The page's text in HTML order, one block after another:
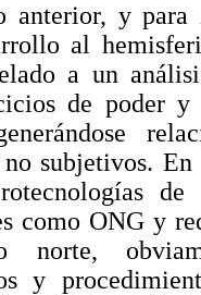
y para
al
a un
de poder
subjetivos. En
como ONG y
norte,
y